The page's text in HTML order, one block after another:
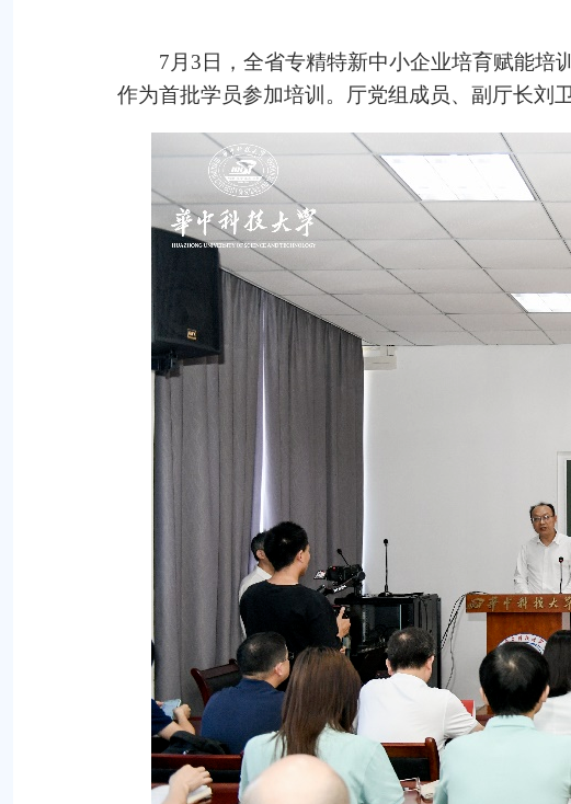
7月3日，全省专精特新中小企业培育赋能培
作为首批学员参加培训。厅党组成员、副厅长刘